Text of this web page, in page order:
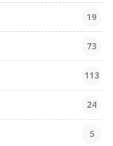
19
73
113
24
5